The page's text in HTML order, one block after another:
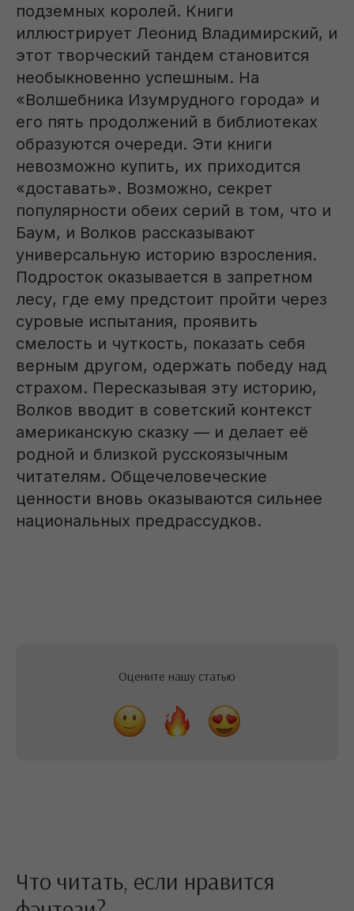
подземных королей. Книги
иллюстрирует Леонид Владимирский, и
этот творческий тандем становится
необыкновенно успешным. На
«Волшебника Изумрудного города» и
его пять продолжений в библиотеках
образуются очереди. Эти книги
невозможно купить, их приходится
«доставать». Возможно, секрет
популярности обеих серий в том, что и
Баум, и Волков рассказывают
универсальную историю взросления.
Подросток оказывается в запретном
лесу, где ему предстоит пройти через
суровые испытания, проявить
смелость и чуткость, показать себя
верным другом, одержать победу над
страхом. Пересказывая эту историю,
Волков вводит в советский контекст
американскую сказку — и делает её
родной и близкой русскоязычным
читателям. Общечеловеческие
ценности вновь оказываются сильнее
национальных предрассудков.
Оцените нашу статью
Что читать, если нравится